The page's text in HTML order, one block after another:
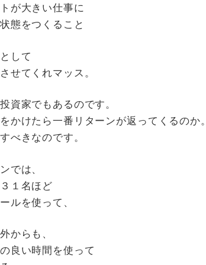
が大きい仕事に
態をつくること
して
せてくれマッス。
資家でもあるのです。
かけたら一番リターンが返ってくるのか。
べきなのです。
では、
１名ほど
ルを使って、
からも、
良い時間を使って